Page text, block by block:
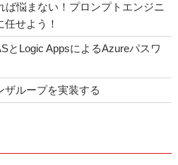
ば悩まない！プロンプトエンジニ
せよう！
とLogic AppsによるAzureパスワ
ザループを実装する